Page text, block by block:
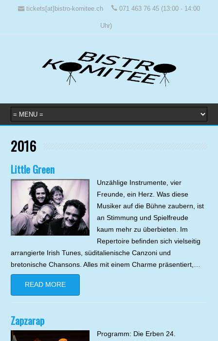
tickets[at]bistro-komitee.ch 071 463 76 45 (13:00 - 14:00
Uhr)
2016
Little Green
Unzählige Instrumente, vier
Freunde, ein Herz. Was diese
Musiker auf die Bühne zaubern, ist
an Stimmung und Spielfreude
kaum mehr zu überbieten. Im
Repertoire befinden sich vielseitig
arrangierte Irish Tunes, süditalienische Canzoni und
bretonische Chansons. Alles mit einem Charme präsentiert,…
READ MORE
Zapzarap
Programm: Die Erben 24.